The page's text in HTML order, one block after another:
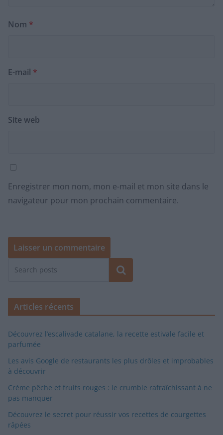
Nom *
E-mail *
Site web
Enregistrer mon nom, mon e-mail et mon site dans le
navigateur pour mon prochain commentaire.
Rechercher
Articles récents
Découvrez l’escalivade catalane, la recette estivale facile et
parfumée
Les avis Google de restaurants les plus drôles et improbables
à découvrir
Crème pêche et fruits rouges : le crumble rafraîchissant à ne
pas manquer
Découvrez le secret pour réussir vos recettes de courgettes
râpées